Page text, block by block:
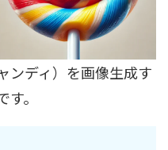
ンディ）を画像生成す
。